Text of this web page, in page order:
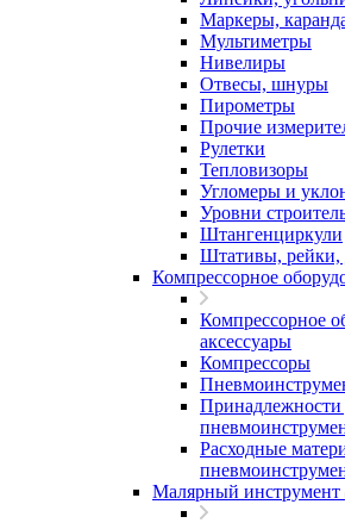
Маркеры,
Мультиметры
Нивелиры
Отвесы, шнуры
Пирометры
Прочие
Рулетки
Тепловизоры
Угломеры и
Уровни
Штангенциркули
Штативы, рейки,
Компрессорное
Компрессорное
аксессуары
Компрессоры
Принадлежности
Расходные
Малярный инструмент